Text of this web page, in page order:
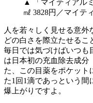
▲ 「マイティアル
㎖ 3828円／マイテ
人を若々しく見せる意
どの白さを際立たせるこ
毎日では気づけばいつも
は日本初の充血除去成分
た、この目薬をポケット
た1回1滴であっという
爆上がりですよ。